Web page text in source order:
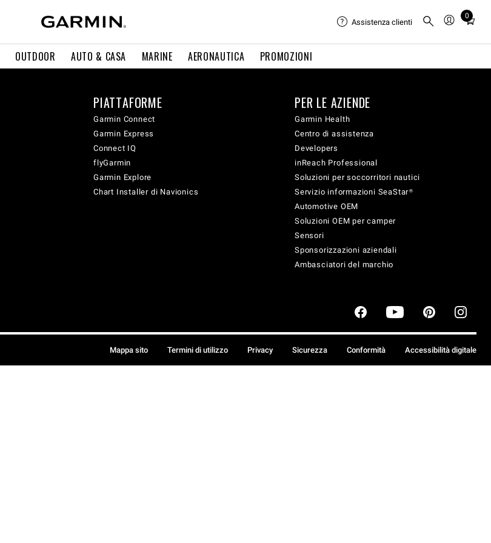
OUTDOOR AUTO & CASA MARINE AERONAUTICA PROMOZIONI
Assistenza clienti
0
Total
in
PIATTAFORME
Garmin Connect
Garmin Express
Connect IQ
flyGarmin
Garmin Explore
Chart Installer di Navionics
PER LE AZIENDE
Garmin Health
Centro di assistenza
Developers
inReach Professional
Soluzioni per soccorritori nautici
Servizio informazioni SeaStar®
Automotive OEM
Soluzioni OEM per camper
Sensori
Sponsorizzazioni aziendali
Ambasciatori del marchio
Mappa sito Termini di utilizzo Privacy Sicurezza Conformità Accessibilità digitale